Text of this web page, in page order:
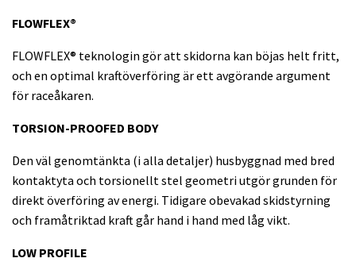
FLOWFLEX®
FLOWFLEX® teknologin gör att skidorna kan böjas helt fritt,
och en optimal kraftöverföring är ett avgörande argument
för raceåkaren.
TORSION-PROOFED BODY
Den väl genomtänkta (i alla detaljer) husbyggnad med bred
kontaktyta och torsionellt stel geometri utgör grunden för
direkt överföring av energi. Tidigare obevakad skidstyrning
och framåtriktad kraft går hand i hand med låg vikt.
LOW PROFILE